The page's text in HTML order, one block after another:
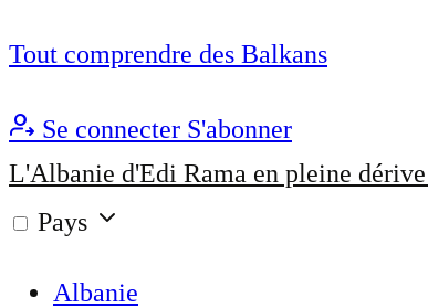
Tout comprendre des Balkans
Se connecter S'abonner
L'Albanie d'Edi Rama en pleine
Pays
Albanie